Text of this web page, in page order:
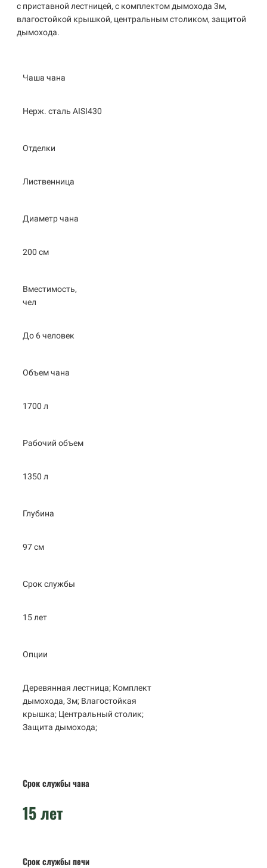
с приставной лестницей, с комплектом дымохода 3м,
влагостойкой крышкой, центральным столиком, защитой
дымохода.
Чаша чана
Нерж. сталь AISI430
Отделки
Лиственница
Диаметр чана
200 см
Вместимость,
чел
До 6 человек
Объем чана
1700 л
Рабочий объем
1350 л
Глубина
97 см
Срок службы
15 лет
Опции
Деревянная лестница; Комплект
дымохода, 3м; Влагостойкая
крышка; Центральный столик;
Защита дымохода;
Срок службы чана
15 лет
Срок службы печи